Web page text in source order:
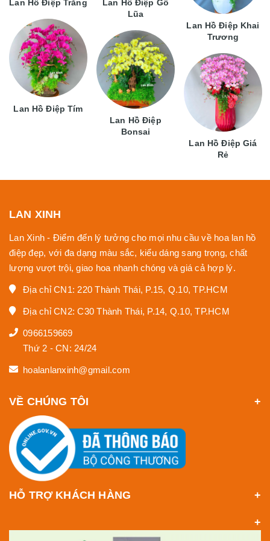
Lan Hồ Điệp Trắng
Lan Hồ Điệp Tím
Lan Hồ Điệp Gỗ
Lũa
Lan Hồ Điệp
Bonsai
Lan Hồ Điệp Khai
Trương
Lan Hồ Điệp Giá
Rẻ
LAN XINH
Lan Xinh - Điểm đến lý tưởng cho mọi nhu cầu về hoa lan hồ
điệp đẹp, với đa dạng màu sắc, kiểu dáng sang trọng, chất
lượng vượt trội, giao hoa nhanh chóng và giá cả hợp lý.
Địa chỉ CN1: 220 Thành Thái, P.15, Q.10, TP.HCM
Địa chỉ CN2: C30 Thành Thái, P.14, Q.10, TP.HCM
0966159669
Thứ 2 - CN: 24/24
hoalanlanxinh@gmail.com
VỀ CHÚNG TÔI
HỖ TRỢ KHÁCH HÀNG